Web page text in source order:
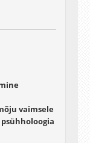
vaimsele